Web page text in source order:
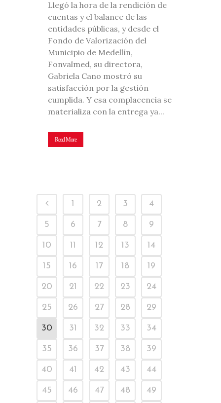
Llegó la hora de la rendición de
cuentas y el balance de las
entidades públicas, y desde el
Fondo de Valorización del
Municipio de Medellín,
Fonvalmed, su directora,
Gabriela Cano mostró su
satisfacción por la gestión
cumplida. Y esa complacencia se
materializa con la entrega ya...
Read More
1 2 3 4
5 6 7 8 9
10 11 12 13 14
15 16 17 18 19
20 21 22 23 24
25 26 27 28 29
30 31 32 33 34
35 36 37 38 39
40 41 42 43 44
45 46 47 48 49